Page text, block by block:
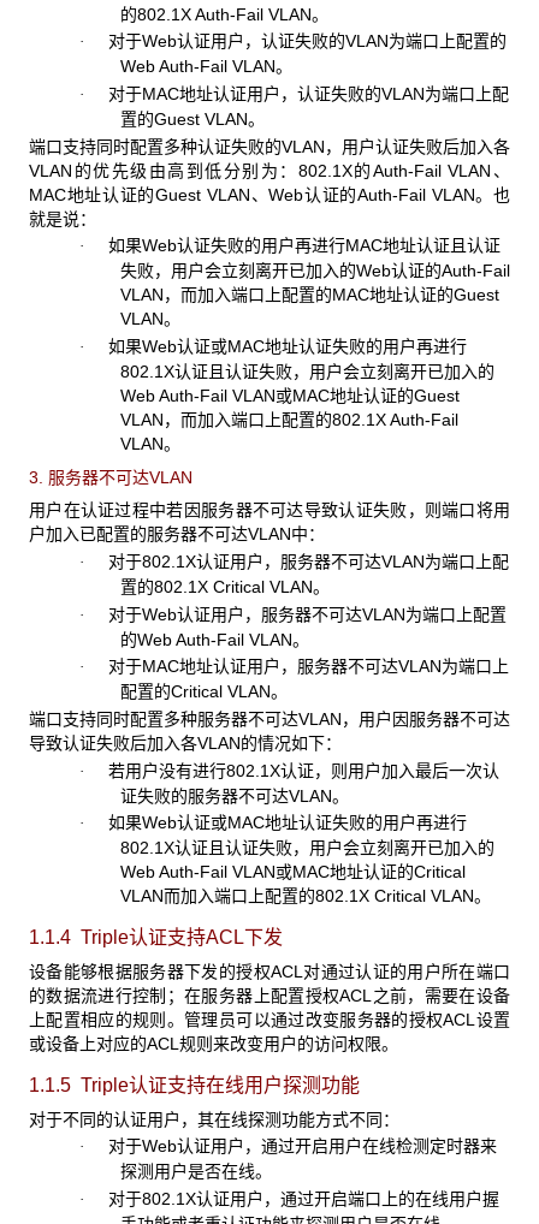
的802.1X Auth-Fail VLAN。
· 对于Web认证用户，认证失败的VLAN为端口上配置的
Web Auth-Fail VLAN。
· 对于MAC地址认证用户，认证失败的VLAN为端口上配
置的Guest VLAN。
端口支持同时配置多种认证失败的VLAN，用户认证失败后加入各
VLAN的优先级由高到低分别为：802.1X的Auth-Fail VLAN、
MAC地址认证的Guest VLAN、Web认证的Auth-Fail VLAN。也
就是说：
· 如果Web认证失败的用户再进行MAC地址认证且认证
失败，用户会立刻离开已加入的Web认证的Auth-Fail
VLAN，而加入端口上配置的MAC地址认证的Guest
VLAN。
· 如果Web认证或MAC地址认证失败的用户再进行
802.1X认证且认证失败，用户会立刻离开已加入的
Web Auth-Fail VLAN或MAC地址认证的Guest
VLAN，而加入端口上配置的802.1X Auth-Fail
VLAN。
3. 服务器不可达VLAN
用户在认证过程中若因服务器不可达导致认证失败，则端口将用
户加入已配置的服务器不可达VLAN中：
· 对于802.1X认证用户，服务器不可达VLAN为端口上配
置的802.1X Critical VLAN。
· 对于Web认证用户，服务器不可达VLAN为端口上配置
的Web Auth-Fail VLAN。
· 对于MAC地址认证用户，服务器不可达VLAN为端口上
配置的Critical VLAN。
端口支持同时配置多种服务器不可达VLAN，用户因服务器不可达
导致认证失败后加入各VLAN的情况如下：
· 若用户没有进行802.1X认证，则用户加入最后一次认
证失败的服务器不可达VLAN。
· 如果Web认证或MAC地址认证失败的用户再进行
802.1X认证且认证失败，用户会立刻离开已加入的
Web Auth-Fail VLAN或MAC地址认证的Critical
VLAN而加入端口上配置的802.1X Critical VLAN。
1.1.4 Triple认证支持ACL下发
设备能够根据服务器下发的授权ACL对通过认证的用户所在端口
的数据流进行控制；在服务器上配置授权ACL之前，需要在设备
上配置相应的规则。管理员可以通过改变服务器的授权ACL设置
或设备上对应的ACL规则来改变用户的访问权限。
1.1.5 Triple认证支持在线用户探测功能
对于不同的认证用户，其在线探测功能方式不同：
· 对于Web认证用户，通过开启用户在线检测定时器来
探测用户是否在线。
· 对于802.1X认证用户，通过开启端口上的在线用户握